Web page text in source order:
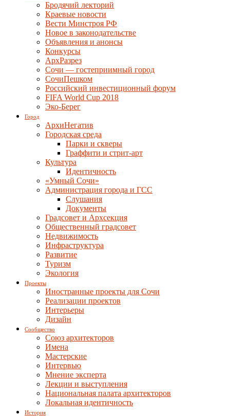
Бродячий лекторий
Краевые новости
Вести Минстроя РФ
Новое в законодательстве
Объявления и анонсы
Конкурсы
АрхРазрез
Сочи — гостеприимный город
СочиПешком
Российский инвестиционный форум
FIFA World Cup 2018
Эко-Берег
Город
АрхиНегатив
Городская среда
Парки и скверы
Граффити и стрит-арт
Культура
Идентичность
«Умный Сочи»
Администрация города и ГСС
Слушания
Документы
Градсовет и Архсекция
Общественный градсовет
Недвижимость
Инфраструктура
Развитие
Туризм
Экология
Проекты
Иностранные проекты для Сочи
Реализации проектов
Интерьеры
Дизайн
Сообщество
Союз архитекторов
Имена
Мастерские
Интервью
Мнение эксперта
Лекции и выступления
Национальная палата архитекторов
Локальная идентичность
История